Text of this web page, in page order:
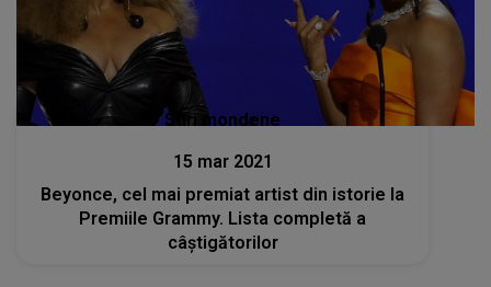
Stiri mondene
15 mar 2021
Beyonce, cel mai premiat artist din istorie la
Premiile Grammy. Lista completă a
câștigătorilor